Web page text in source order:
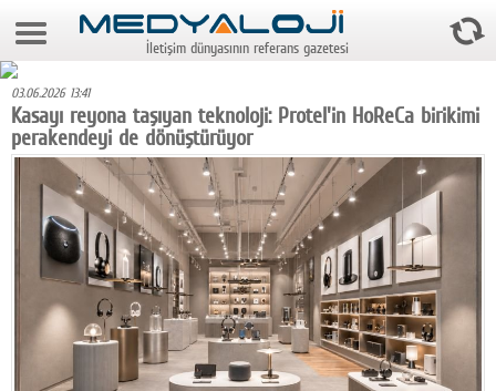
7 Ağustos 2026 9:55:28
Foto Galeri
Video Galeri
Gazeteler
Medya
Reyting-tiraj
Teknoloji
Televizyon
İletişim dünyasının referans gazetesi
03.06.2026 13:41
Kasayı reyona taşıyan teknoloji: Protel'in HoReCa birikimi
perakendeyi de dönüştürüyor